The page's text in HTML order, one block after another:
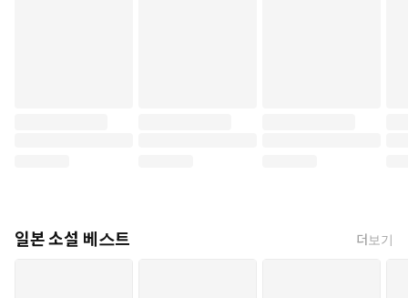
일본 소설 베스트 더보기